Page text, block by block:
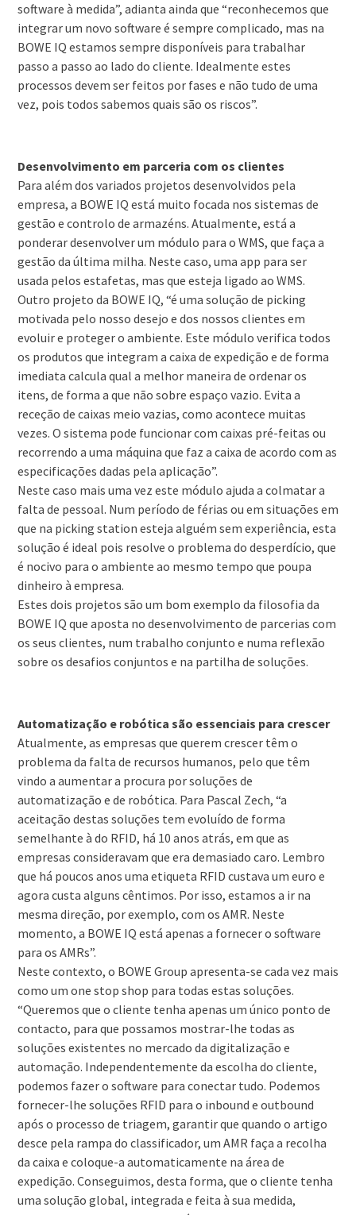
software à medida”, adianta ainda que “reconhecemos que
integrar um novo software é sempre complicado, mas na
BOWE IQ estamos sempre disponíveis para trabalhar
passo a passo ao lado do cliente. Idealmente estes
processos devem ser feitos por fases e não tudo de uma
vez, pois todos sabemos quais são os riscos”.
Desenvolvimento em parceria com os clientes
Para além dos variados projetos desenvolvidos pela
empresa, a BOWE IQ está muito focada nos sistemas de
gestão e controlo de armazéns. Atualmente, está a
ponderar desenvolver um módulo para o WMS, que faça a
gestão da última milha. Neste caso, uma app para ser
usada pelos estafetas, mas que esteja ligado ao WMS.
Outro projeto da BOWE IQ, “é uma solução de picking
motivada pelo nosso desejo e dos nossos clientes em
evoluir e proteger o ambiente. Este módulo verifica todos
os produtos que integram a caixa de expedição e de forma
imediata calcula qual a melhor maneira de ordenar os
itens, de forma a que não sobre espaço vazio. Evita a
receção de caixas meio vazias, como acontece muitas
vezes. O sistema pode funcionar com caixas pré-feitas ou
recorrendo a uma máquina que faz a caixa de acordo com as
especificações dadas pela aplicação”.
Neste caso mais uma vez este módulo ajuda a colmatar a
falta de pessoal. Num período de férias ou em situações em
que na picking station esteja alguém sem experiência, esta
solução é ideal pois resolve o problema do desperdício, que
é nocivo para o ambiente ao mesmo tempo que poupa
dinheiro à empresa.
Estes dois projetos são um bom exemplo da filosofia da
BOWE IQ que aposta no desenvolvimento de parcerias com
os seus clientes, num trabalho conjunto e numa reflexão
sobre os desafios conjuntos e na partilha de soluções.
Automatização e robótica são essenciais para crescer
Atualmente, as empresas que querem crescer têm o
problema da falta de recursos humanos, pelo que têm
vindo a aumentar a procura por soluções de
automatização e de robótica. Para Pascal Zech, “a
aceitação destas soluções tem evoluído de forma
semelhante à do RFID, há 10 anos atrás, em que as
empresas consideravam que era demasiado caro. Lembro
que há poucos anos uma etiqueta RFID custava um euro e
agora custa alguns cêntimos. Por isso, estamos a ir na
mesma direção, por exemplo, com os AMR. Neste
momento, a BOWE IQ está apenas a fornecer o software
para os AMRs”.
Neste contexto, o BOWE Group apresenta-se cada vez mais
como um one stop shop para todas estas soluções.
“Queremos que o cliente tenha apenas um único ponto de
contacto, para que possamos mostrar-lhe todas as
soluções existentes no mercado da digitalização e
automação. Independentemente da escolha do cliente,
podemos fazer o software para conectar tudo. Podemos
fornecer-lhe soluções RFID para o inbound e outbound
após o processo de triagem, garantir que quando o artigo
desce pela rampa do classificador, um AMR faça a recolha
da caixa e coloque-a automaticamente na área de
expedição. Conseguimos, desta forma, que o cliente tenha
uma solução global, integrada e feita à sua medida,